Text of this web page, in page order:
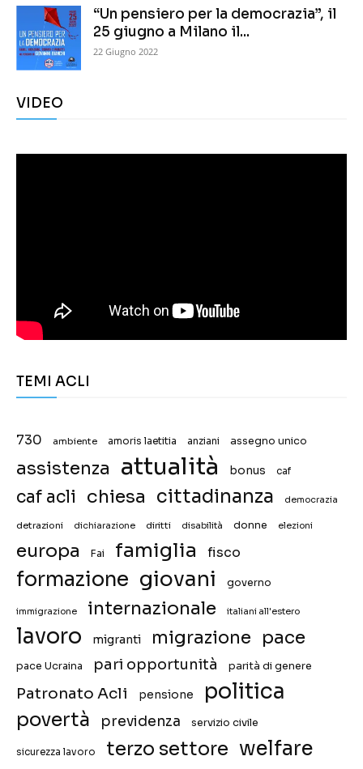
“Un pensiero per la democrazia”, il
25 giugno a Milano il...
22 Giugno 2022
VIDEO
TEMI ACLI
730 ambiente amoris laetitia anziani assegno unico
assistenza attualità bonus caf
caf acli chiesa cittadinanza democrazia
detrazioni dichiarazione diritti disabilità donne elezioni
europa Fai famiglia fisco
formazione giovani governo
immigrazione internazionale italiani all'estero
lavoro migranti migrazione pace
pace Ucraina pari opportunità parità di genere
Patronato Acli pensione politica
povertà previdenza servizio civile
sicurezza lavoro terzo settore welfare